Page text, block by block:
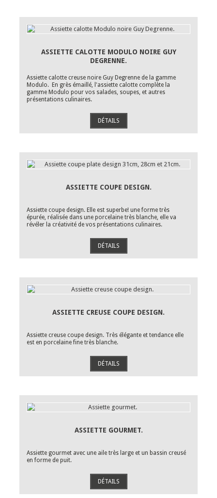
ASSIETTE CALOTTE MODULO NOIRE GUY
DEGRENNE.
Assiette calotte creuse noire Guy Degrenne de la gamme
Modulo. En grès émaillé, l'assiette calotte complète la
gamme Modulo pour vos salades, soupes, et autres
présentations culinaires.
DÉTAILS
ASSIETTE COUPE DESIGN.
Assiette coupe design. Elle est superbe! une forme très
épurée, réalisée dans une porcelaine très blanche, elle va
révéler la créativité de vos présentations culinaires.
DÉTAILS
ASSIETTE CREUSE COUPE DESIGN.
Assiette creuse coupe design. Très élégante et tendance elle
est en porcelaine fine très blanche.
DÉTAILS
ASSIETTE GOURMET.
Assiette gourmet avec une aile très large et un bassin creusé
en forme de puit.
DÉTAILS